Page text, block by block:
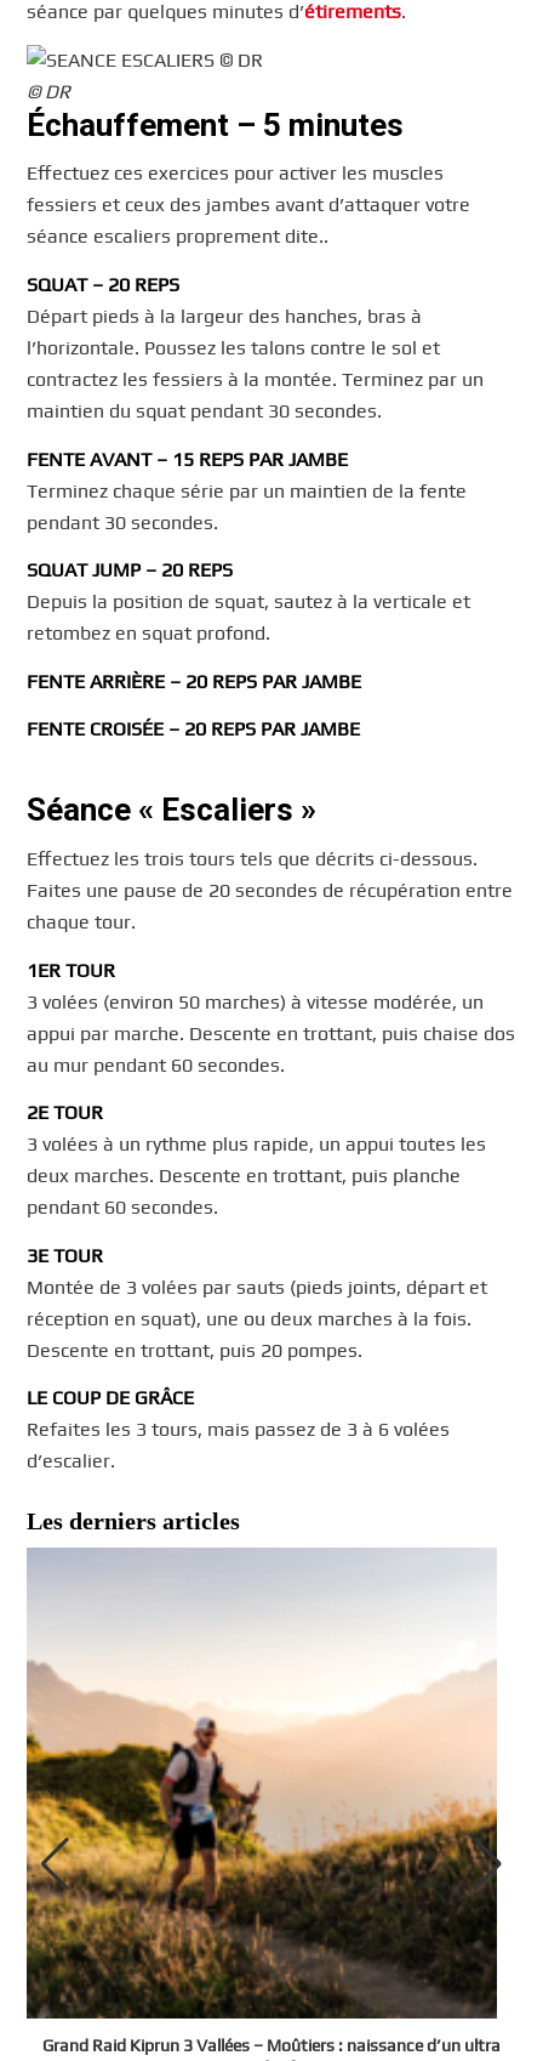
séance par quelques minutes d’étirements.
© DR
Échauffement – 5 minutes
Effectuez ces exercices pour activer les muscles
fessiers et ceux des jambes avant d’attaquer votre
séance escaliers proprement dite..
SQUAT – 20 REPS
Départ pieds à la largeur des hanches, bras à
l’horizontale. Poussez les talons contre le sol et
contractez les fessiers à la montée. Terminez par un
maintien du squat pendant 30 secondes.
FENTE AVANT – 15 REPS PAR JAMBE
Terminez chaque série par un maintien de la fente
pendant 30 secondes.
SQUAT JUMP – 20 REPS
Depuis la position de squat, sautez à la verticale et
retombez en squat profond.
FENTE ARRIÈRE – 20 REPS PAR JAMBE
FENTE CROISÉE – 20 REPS PAR JAMBE
Séance « Escaliers »
Effectuez les trois tours tels que décrits ci-dessous.
Faites une pause de 20 secondes de récupération entre
chaque tour.
1ER TOUR
3 volées (environ 50 marches) à vitesse modérée, un
appui par marche. Descente en trottant, puis chaise dos
au mur pendant 60 secondes.
2E TOUR
3 volées à un rythme plus rapide, un appui toutes les
deux marches. Descente en trottant, puis planche
pendant 60 secondes.
3E TOUR
Montée de 3 volées par sauts (pieds joints, départ et
réception en squat), une ou deux marches à la fois.
Descente en trottant, puis 20 pompes.
LE COUP DE GRÂCE
Refaites les 3 tours, mais passez de 3 à 6 volées
d’escalier.
Les derniers articles
Grand Raid Kiprun 3 Vallées – Moûtiers : naissance d’un ultra